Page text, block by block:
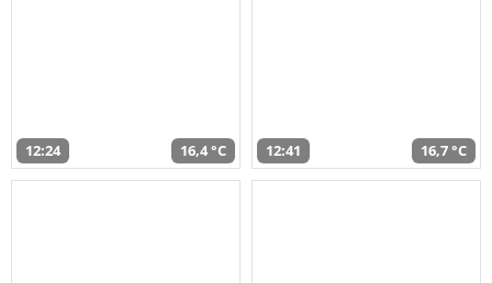
12:24 16,4 °C 12:41 16,7 °C